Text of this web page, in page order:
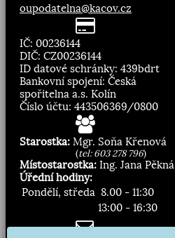
oupodatelna@kacov.cz
IČ: 00236144
DIČ: CZ00236144
ID datové schránky: 439bdrt
Bankovní spojení: Česká
spořitelna a.s. Kolín
Číslo účtu: 443506369/0800
Starostka: Mgr. Soňa Křenová
(tel: 603 278 796)
Místostarostka: Ing. Jana Pěkná
Úřední hodiny:
Pondělí, středa 8.00 - 11:30
13:00 - 16:30